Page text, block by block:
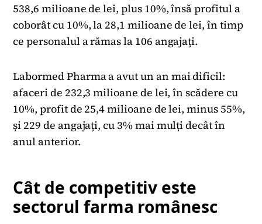
538,6 milioane de lei, plus 10%, însă profitul a
coborât cu 10%, la 28,1 milioane de lei, în timp
ce personalul a rămas la 106 angajați.
Labormed Pharma a avut un an mai dificil:
afaceri de 232,3 milioane de lei, în scădere cu
10%, profit de 25,4 milioane de lei, minus 55%,
și 229 de angajați, cu 3% mai mulți decât în
anul anterior.
Cât de competitiv este
sectorul farma românesc